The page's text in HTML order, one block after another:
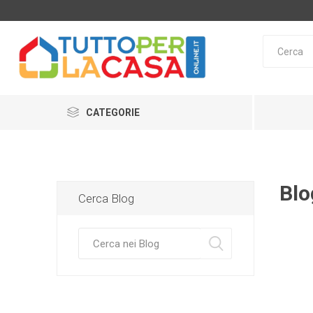
CATEGORIE
Cerca Blog